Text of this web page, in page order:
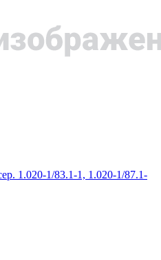
1.020-1/83.1-1, 1.020-1/87.1-